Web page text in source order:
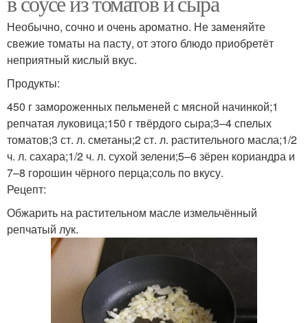
Необычно, сочно и очень ароматно. Не заменяйте
свежие томаты на пасту, от этого блюдо приобретёт
неприятный кислый вкус.
Продукты:
450 г замороженных пельменей с мясной начинкой;1
репчатая луковица;150 г твёрдого сыра;3–4 спелых
томатов;3 ст. л. сметаны;2 ст. л. растительного масла;1/2
ч. л. сахара;1/2 ч. л. сухой зелени;5–6 зёрен кориандра и
7–8 горошин чёрного перца;соль по вкусу.
Рецепт:
Обжарить на растительном масле измельчённый
репчатый лук.